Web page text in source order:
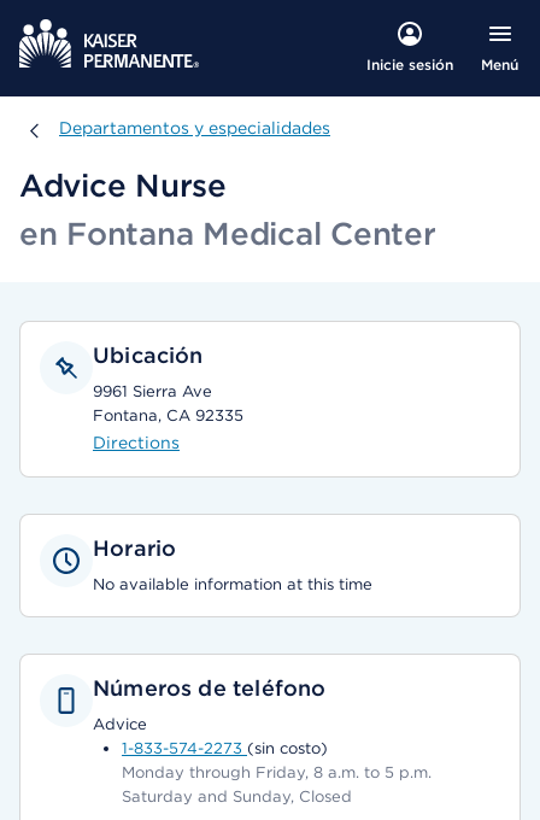
Inicie sesión Menú
Departamentos y especialidades
Departamentos y especialidades
Advice Nurse
en Fontana Medical Center
Ubicación
9961 Sierra Ave
Fontana, CA 92335
Directions
Horario
No available information at this time
Números de teléfono
Advice
1-833-574-2273 (sin costo)
Monday through Friday, 8 a.m. to 5 p.m.
Saturday and Sunday, Closed